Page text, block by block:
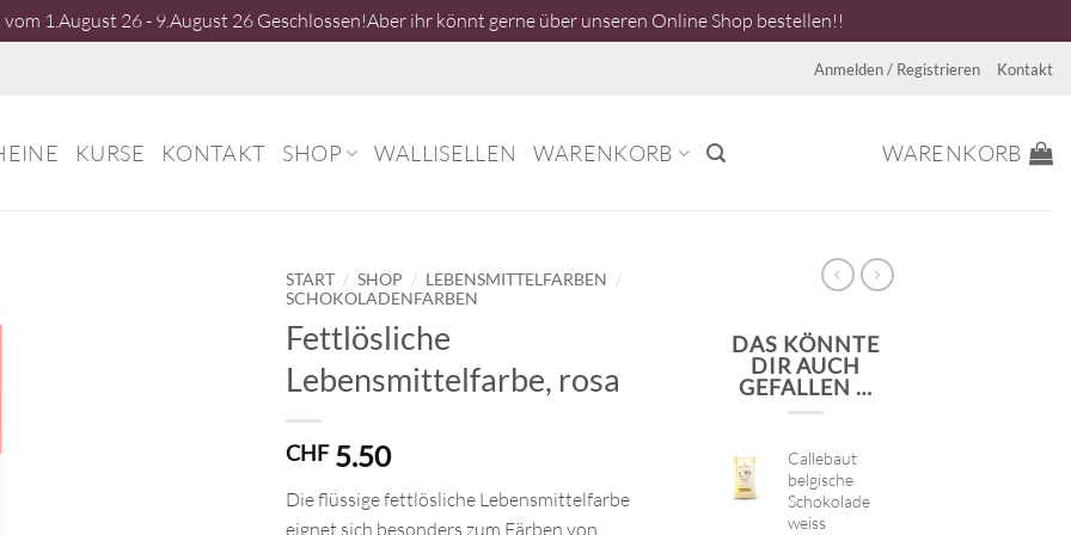
1.August 26 - 9.August 26 Geschlossen!Aber ihr könnt gerne über unseren Online Shop bestellen!!
Anmelden / Registrieren Kontakt
KURSE KONTAKT SHOP WALLISELLEN WARENKORB WARENKORB
START / SHOP / LEBENSMITTELFARBEN /
SCHOKOLADENFARBEN
Fettlösliche
Lebensmittelfarbe, rosa
CHF5.50
Dieflüssige fettlösliche Lebensmittelfarbe
eignet sich besonders zum Färben von
DAS KÖNNTE
DIR AUCH
GEFALLEN …
Callebaut
belgische
Schokolade
weiss